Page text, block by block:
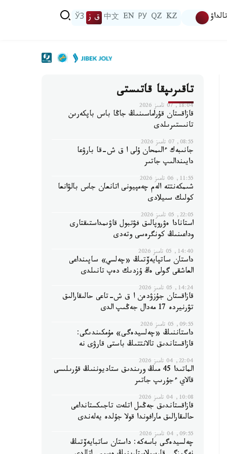
تالداۋ KZ
QZ
РУ
EN
中文 ق ز ЎЗ
تاقىرىپقا قاتىستى
18:04, 07 تامىز 2026
قازاقستان قۇراماسىنىڭ جاڭا باس باپكەرىن
تانىستىرىلدى
08:55, 07 تامىز 2026
جانىبەك ءالىمحان ۇلى ا ق ش-قا بارۋعا
دايىندالىپ جاتىر
11:55, 06 تامىز 2026
شىمكەنتتە الەم چەمپيونى اتانعان جاس بالۋانعا
كولىك سىيلادى
22:05, 05 تامىز 2026
استانادا ەۋروپالىق فۋتبول قاۋىمداستىقتارى
وداعىنىڭ كونگرەسى وتەدى
14:40, 05 تامىز 2026
داستان ساتپايەۆتىڭ «چەلسي» ساپىنداعى
العاشقى گولى ەڭ ۇزدىك دەپ تانىلدى
14:24, 05 تامىز 2026
قازاقستان جۇزۋدەن ا ق ش-تاعى حالىقارالىق
تۋرنيردە 17 مەدال جەڭىپ الدى
09:55, 05 تامىز 2026
داستاننىڭ «چەلسيدەگى» مۇمكىندىگى:
قازاقستاندىق تالانتتىڭ باستى قارۋى نە
22:04, 04 تامىز 2026
الماتىدا 45 مىڭ ورىندىق ستاديوننىڭ قۇرىلىسى
قالاي ءجۇرىپ جاتىر
10:08, 04 تامىز 2026
قازاقستاندىق جەڭىل اتلەت تاجىكستانداعى
حالىقارالىق مارافوندا قولا جۇلدە يەلەندى
09:55, 04 تامىز 2026
چەلسيدەگى باسەكە: داستان ساتبايەۆتىڭ